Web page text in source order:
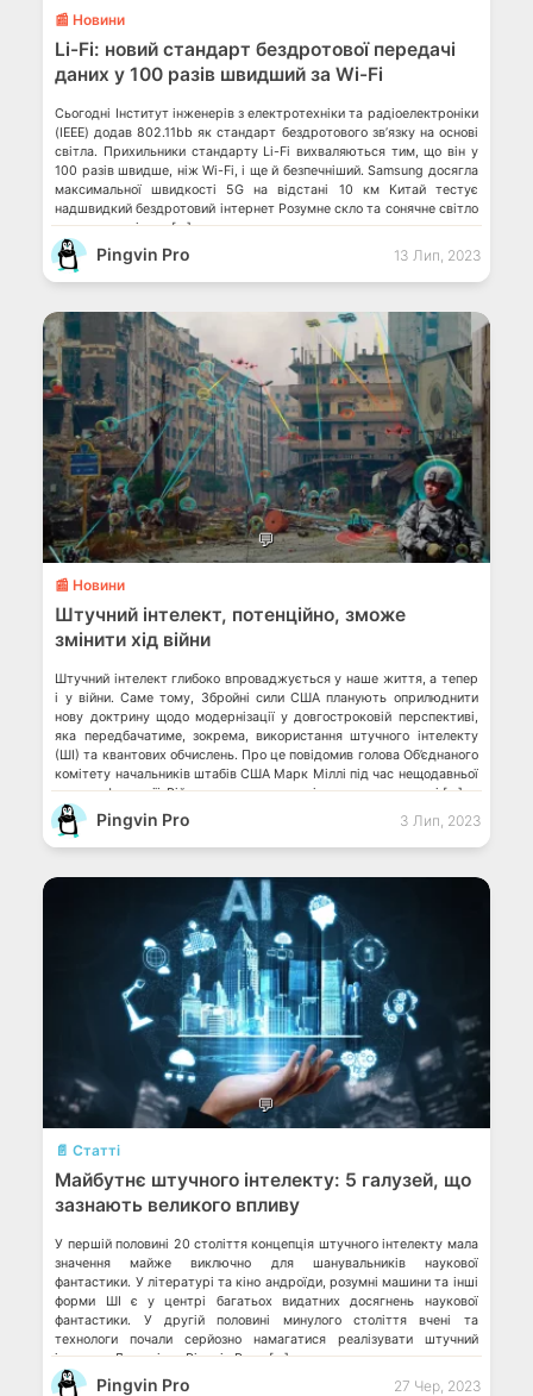
📰 Новини
Li-Fi: новий стандарт бездротової передачі
даних у 100 разів швидший за Wi-Fi
Сьогодні Інститут інженерів з електротехніки та радіоелектроніки
(IEEE) додав 802.11bb як стандарт бездротового звʼязку на основі
світла. Прихильники стандарту Li-Fi вихваляються тим, що він у
100 разів швидше, ніж Wi-Fi, і ще й безпечніший. Samsung досягла
максимальної швидкості 5G на відстані 10 км Китай тестує
надшвидкий бездротовий інтернет Розумне скло та сонячне світло
зможуть замінити […]
Pingvin Pro 13 Лип, 2023
💬
📰 Новини
Штучний інтелект, потенційно, зможе
змінити хід війни
Штучний інтелект глибоко впроваджується у наше життя, а тепер
і у війни. Саме тому, Збройні сили США планують оприлюднити
нову доктрину щодо модернізації у довгостроковій перспективі,
яка передбачатиме, зокрема, використання штучного інтелекту
(ШІ) та квантових обчислень. Про це повідомив голова Об’єднаного
комітету начальників штабів США Марк Міллі під час нещодавньої
пресконференції. Військова гра-симуляція показала можливі […]
Pingvin Pro 3 Лип, 2023
💬
📄 Статті
Майбутнє штучного інтелекту: 5 галузей, що
зазнають великого впливу
У першій половині 20 століття концепція штучного інтелекту мала
значення майже виключно для шанувальників наукової
фантастики. У літературі та кіно андроїди, розумні машини та інші
форми ШІ є у центрі багатьох видатних досягнень наукової
фантастики. У другій половині минулого століття вчені та
технологи почали серйозно намагатися реалізувати штучний
інтелект. До речі, на Pingvin Pro є […]
Pingvin Pro 27 Чер, 2023